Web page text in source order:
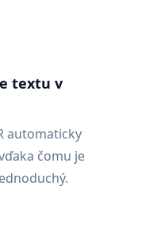
textu v
automaticky
čomu je